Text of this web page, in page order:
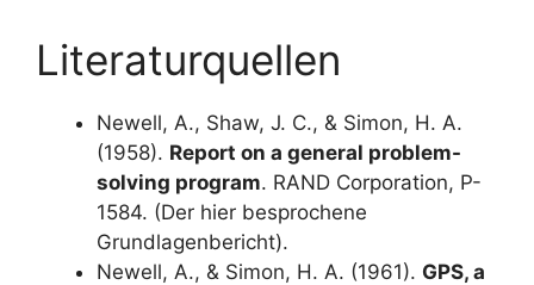
Literaturquellen
Newell, A., Shaw, J. C., & Simon, H. A.
(1958). Report on a general problem-
solving program. RAND Corporation, P-
1584. (Der hier besprochene
Grundlagenbericht).
Newell, A., & Simon, H. A. (1961). GPS, a